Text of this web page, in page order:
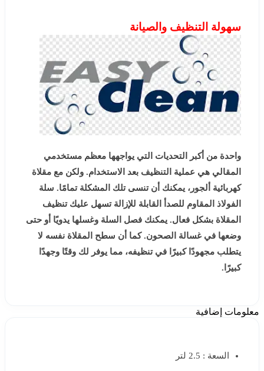
سهولة التنظيف والصيانة
واحدة من أكبر التحديات التي يواجهها معظم مستخدمي
المقالي هي عملية التنظيف بعد الاستخدام. ولكن مع مقلاة
كهربائية ألجور، يمكنك أن تنسى تلك المشكلة تمامًا. سلة
الفولاذ المقاوم للصدأ القابلة للإزالة تسهل عليك تنظيف
المقلاة بشكل فعال. يمكنك فصل السلة وغسلها يدويًا أو حتى
وضعها في غسالة الصحون. كما أن سطح المقلاة نفسه لا
يتطلب مجهودًا كبيرًا في تنظيفه، مما يوفر لك وقتًا وجهدًا
كبيرًا.
معلومات إضافية
السعة : 2.5 لتر